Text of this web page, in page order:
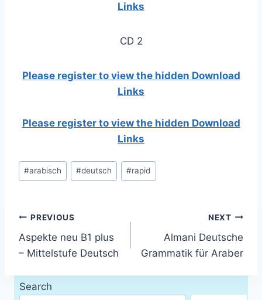
Links
CD 2
Please register to view the hidden Download
Links
Please register to view the hidden Download
Links
Post
Tags:
#arabisch #deutsch #rapid
Post
navigation
PREVIOUS
Aspekte neu B1 plus
– Mittelstufe Deutsch
NEXT
Almani Deutsche
Grammatik für Araber
Search